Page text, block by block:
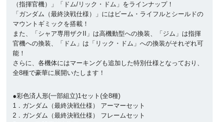
（指揮官機）」「ドム/リック・ドム」をラインナップ！
「ガンダム（最終決戦仕様）」にはビーム・ライフルとシールドの
マウントギミックを搭載！
また、「シャア専用ザクII」は高機動型への換装、「ジム」は指揮
官機への換装、「ドム」は「リック・ドム」への換装がそれぞれ可
能！
さらに、各機体にはマーキングも追加した特別仕様となっており、
全8種で豪華に展開いたします！
●彩色済人形(一部組立)1セット(全8種)
1．ガンダム（最終決戦仕様） アーマーセット
2．ガンダム（最終決戦仕様） フレームセット